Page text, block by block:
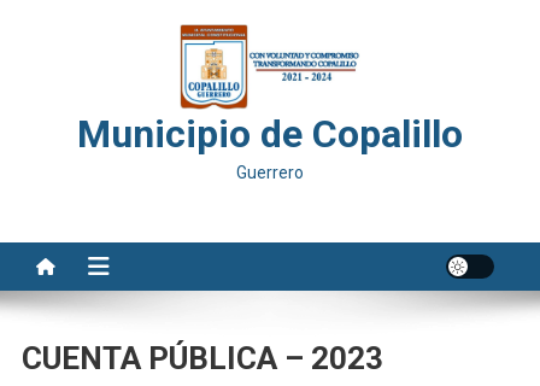
Municipio de Copalillo
Guerrero
CUENTA PÚBLICA – 2023